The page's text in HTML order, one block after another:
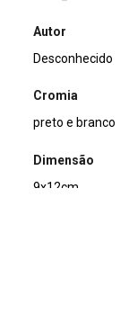
Autor
Desconhecido
Cromia
preto e branco
Dimensão
9x12cm